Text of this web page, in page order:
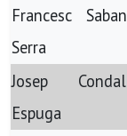
Francesc
Serra
Josep
Espuga